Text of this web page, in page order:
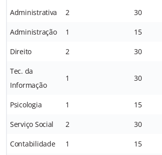
Administrativa 2 30
Administração 1 15
Direito 2 30
Tec. da
Informação
1 30
Psicologia 1 15
Serviço Social 2 30
Contabilidade 1 15